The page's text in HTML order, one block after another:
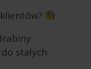
stałych